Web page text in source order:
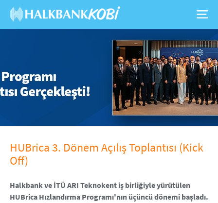
HUBrica 3. Dönem Açılış Toplantısı (Kick
Off)
Halkbank ve İTÜ ARI Teknokent iş birliğiyle yürütülen
HUBrica Hızlandırma Programı'nın üçüncü dönemi başladı.